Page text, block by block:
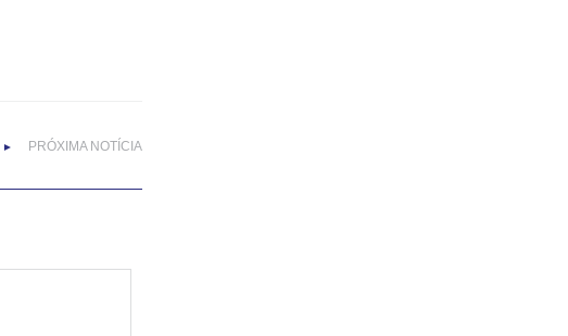
► PRÓXIMA NOTÍCIA